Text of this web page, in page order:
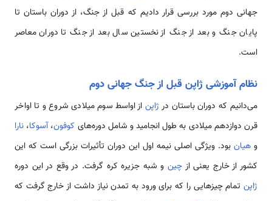
جهانی دوم مورد بررسی قرار دادیم که قبل از جنگ، از دوران باستان تا
پایان جنگ و بعد از جنگ از نخستین سال بعد از جنگ تا دوران معاصر
است.
نظام آموزشی ژاپن قبل از جنگ جهانی دوم
می‌دانیم که دوران باستان در ژاپناز اواسط سوم میلادی شروع و تا اواخر
قرن دوازدهم میلادی به طول انجامید و شامل دوره‌های کوفون،آسوکا، نارا
و هیان بود. ویژگی اصلی نیمه اول این دوران تأثیرات بزرگی است که این
کشور از خارج یعنی از چین و شبه جزیره کره گرفت. در وقع در این دوره
ژاپن تمام چیزهایی را که برای ورود به تمدن نیاز داشت از خارج گرفت که